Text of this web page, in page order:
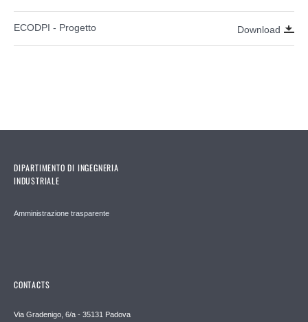
ECODPI - Progetto Download
DIPARTIMENTO DI INGEGNERIA
INDUSTRIALE
Amministrazione trasparente
CONTACTS
Via Gradenigo, 6/a - 35131 Padova